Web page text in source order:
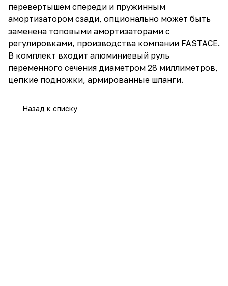
перевертышем спереди и пружинным
амортизатором сзади, опционально может быть
заменена топовыми амортизаторами с
регулировками, производства компании FASTACE.
В комплект входит алюминиевый руль
переменного сечения диаметром 28 миллиметров,
цепкие подножки, армированные шланги.
Назад к списку